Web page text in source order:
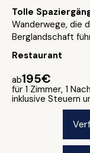
Tolle
Wanderwege, die
Berglandschaft
Restaurant
ab195€
für 1 Zimmer, 1
inklusive Steuern